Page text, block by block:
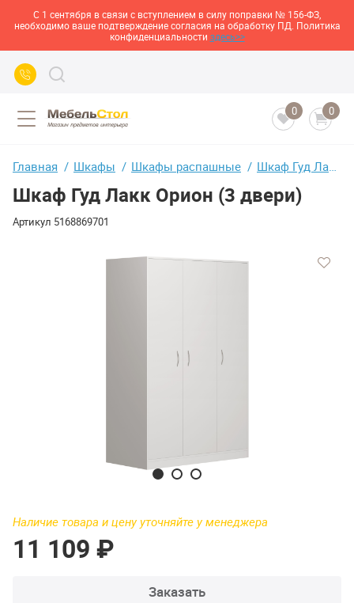
С 1 сентября в связи с вступлением в силу поправки № 156-ФЗ,
необходимо ваше подтверждение согласия на обработку ПД. Политика
конфиденциальности здесь>>
0 0
Главная Шкафы Шкафы распашные Шкаф Гуд Лакк Орион (3 двери)
Шкаф Гуд Лакк Орион (3 двери)
Артикул 5168869701
Наличие товара и цену уточняйте у менеджера
11 109 ₽
Заказать